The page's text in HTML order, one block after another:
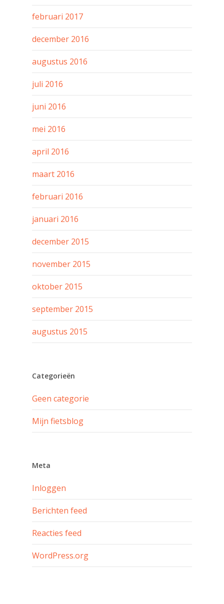
februari 2017
december 2016
augustus 2016
juli 2016
juni 2016
mei 2016
april 2016
maart 2016
februari 2016
januari 2016
december 2015
november 2015
oktober 2015
september 2015
augustus 2015
Categorieën
Geen categorie
Mijn fietsblog
Meta
Inloggen
Berichten feed
Reacties feed
WordPress.org